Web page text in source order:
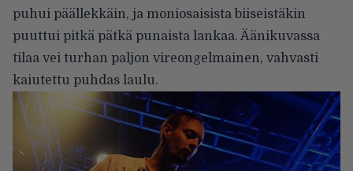
puhui päällekkäin, ja moniosaisista biiseistäkin
puuttui pitkä pätkä punaista lankaa. Äänikuvassa
tilaa vei turhan paljon vireongelmainen, vahvasti
kaiutettu puhdas laulu.